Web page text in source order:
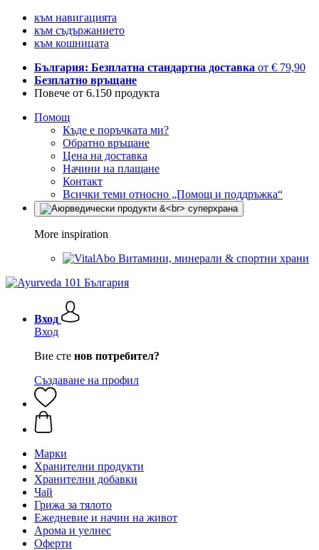
към навигацията
към съдържанието
към кошницата
България: Безплатна стандартна доставка от € 79,90
Безплатно връщане
Повече от 6.150 продукта
Помощ
Къде е поръчката ми?
Обратно връщане
Цена на доставка
Начини на плащане
Контакт
Всички теми относно „Помощ и поддръжка“
More inspiration
Витамини, минерали & спортни храни
Вход
Вход
Вие сте нов потребител?
Създаване на профил
Марки
Хранителни продукти
Хранителни добавки
Чай
Грижа за тялото
Ежедневие и начин на живот
Арома и уелнес
Оферти